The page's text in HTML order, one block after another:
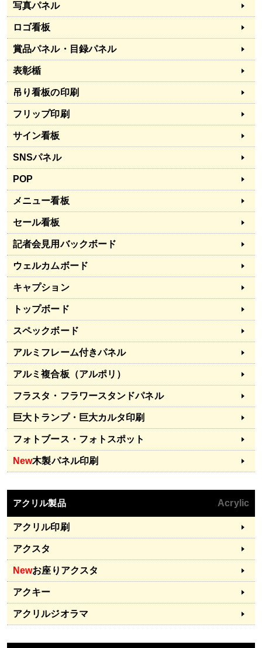
写真パネル
ロゴ看板
賞品パネル・目録パネル
表彰楯
吊り看板の印刷
フリップ印刷
サイン看板
SNSパネル
POP
メニュー看板
セール看板
記者会見用バックボード
ウェルカムボード
キャプション
トップボード
スペックボード
アルミフレーム付きパネル
アルミ複合板（アルポリ）
フラスタ・フラワースタンドパネル
巨大トランプ・巨大カルタ印刷
フォトブース・フォトスポット
New木製パネル印刷
アクリル製品 Acrylic
アクリル印刷
アクスタ
Newお座りアクスタ
アクキー
アクリルジオラマ